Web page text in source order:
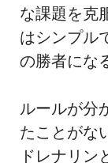
な課題を克
はシンプル
の勝者にな
ルールが分
たことがな
ドレナリン